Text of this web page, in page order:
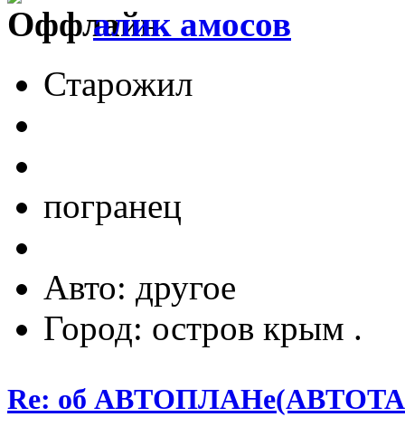
алик амосов
Старожил
погранец
Авто: другое
Город: остров крым .
Re: об